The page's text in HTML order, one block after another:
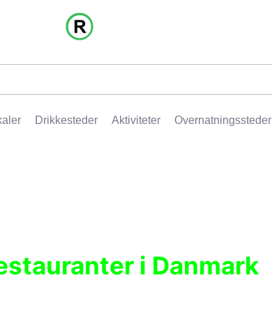
Drikkesteder Aktiviteter Overnatningssteder
i Danmark